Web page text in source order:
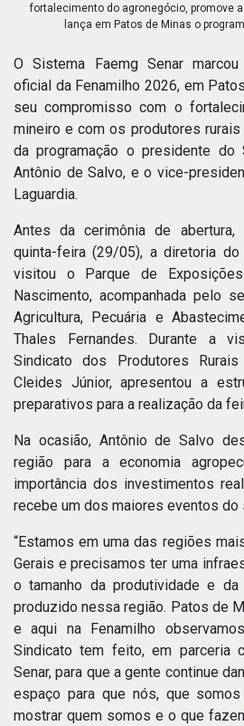
fortalecimento do agronegócio, promove
lança em Patos de Minas o
O Sistema Faemg Senar
oficial da Fenamilho 2026, em
seu compromisso com o
mineiro e com os produtores rurais
da programação o presidente do
Antônio de Salvo, e o vice-
Laguardia.
Antes da cerimônia de
quinta-feira (29/05), a diretoria do
visitou o Parque de
Nascimento, acompanhada pelo
Agricultura, Pecuária e
Thales Fernandes. Durante a
Sindicato dos Produtores
Cleides Júnior, apresentou a
preparativos para a realização da
Na ocasião, Antônio de Salvo
região para a economia
importância dos investimentos
recebe um dos maiores eventos do
“Estamos em uma das regiões
Gerais e precisamos ter uma
o tamanho da produtividade e
produzido nessa região. Patos de
e aqui na Fenamilho
Sindicato tem feito, em parceria
Senar, para que a gente continue
espaço para que nós, que
mostrar quem somos e o que